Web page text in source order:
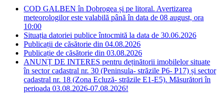
COD GALBEN în Dobrogea și pe litoral. Avertizarea
meteorologilor este valabilă până în data de 08 august, ora
10:00
Situația datoriei publice întocmită la data de 30.06.2026
Publicații de căsătorie din 04.08.2026
Publicație de căsătorie din 03.08.2026
ANUNȚ DE INTERES pentru deținătorii imobilelor situate
în sector cadastral nr. 30 (Peninsula- străzile P6- P17) și sector
cadastral nr. 18 (Zona Ecluză- străzile E1-E5). Măsurători în
perioada 03.08.2026-07.08.2026!